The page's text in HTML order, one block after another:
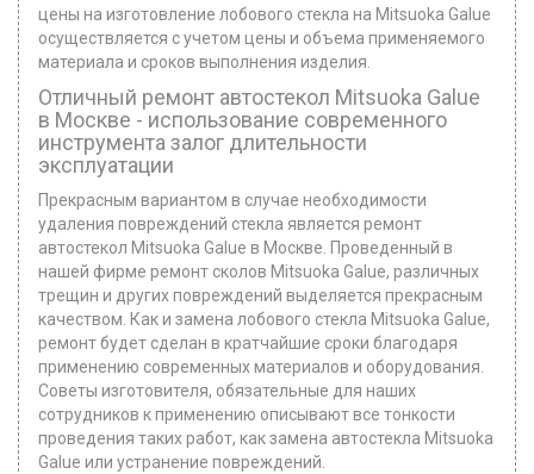
цены на изготовление лобового стекла на Mitsuoka Galue
осуществляется с учетом цены и объема применяемого
материала и сроков выполнения изделия.
Отличный ремонт автостекoл Mitsuoka Galue
в Москве - использование современного
инструмента залог длительности
эксплуатации
Прекрасным вариантом в случае необходимости
удаления повреждений стекла является ремонт
автостекол Mitsuoka Galue в Москве. Проведенный в
нашей фирме ремонт сколов Mitsuoka Galue, различных
трещин и других повреждений выделяется прекрасным
качеством. Как и замена лобового стекла Mitsuoka Galue,
ремонт будет сделан в кратчайшие сроки благодаря
применению современных материалов и оборудования.
Советы изготовителя, обязательные для наших
сотрудников к применению описывают все тонкости
проведения таких работ, как замена автостекла Mitsuoka
Galue или устранение повреждений.